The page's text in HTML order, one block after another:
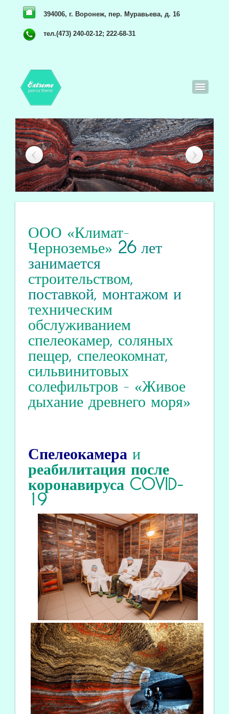
394006, г. Воронеж, пер. Муравьева, д. 16
тел.(473) 240-02-12; 222-68-31
ООО «Климат-
Черноземье» 26лет
занимается
строительством,
поставкой, монтажом и
техническим
обслуживанием
спелеокамер, соляных
пещер, спелеокомнат,
сильвинитовых
солефильтров - «Живое
дыхание древнего моря»
Спелеокамера и
реабилитацияпосле
коронавируса COVID-
19